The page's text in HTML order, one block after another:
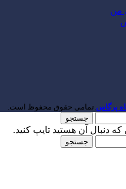
من
پرگاس.تمامی حقوق محفوظ است.
جستجو
دنبال آن هستید تایپ کنید.
جستجو